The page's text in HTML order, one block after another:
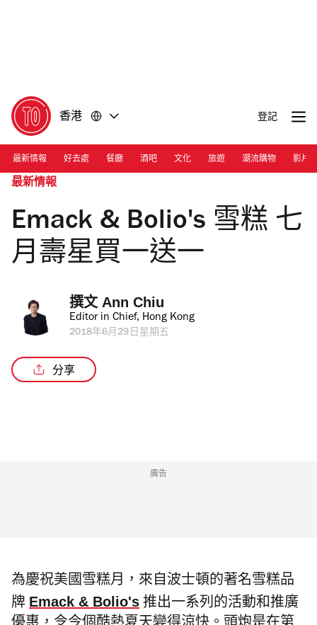
香港 登記
最新情報 好去處 餐廳 酒吧 文化 旅遊 潮流購物 影片
最新情報
Emack & Bolio's 雪糕 七
月壽星買一送一
撰文 Ann Chiu
Editor in Chief, Hong Kong
2018年6月29日星期五
分享
廣告
為慶祝美國雪糕月，來自波士頓的著名雪糕品
牌 Emack & Bolio's 推出一系列的活動和推廣